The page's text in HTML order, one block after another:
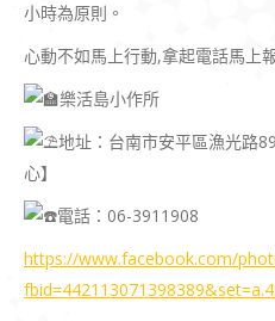
小時為原則。
心動不如馬上行動,拿起電話馬上
樂活島小作所
地址：台南市安平區漁光路
心】
電話：06-3911908
https://www.facebook.com/